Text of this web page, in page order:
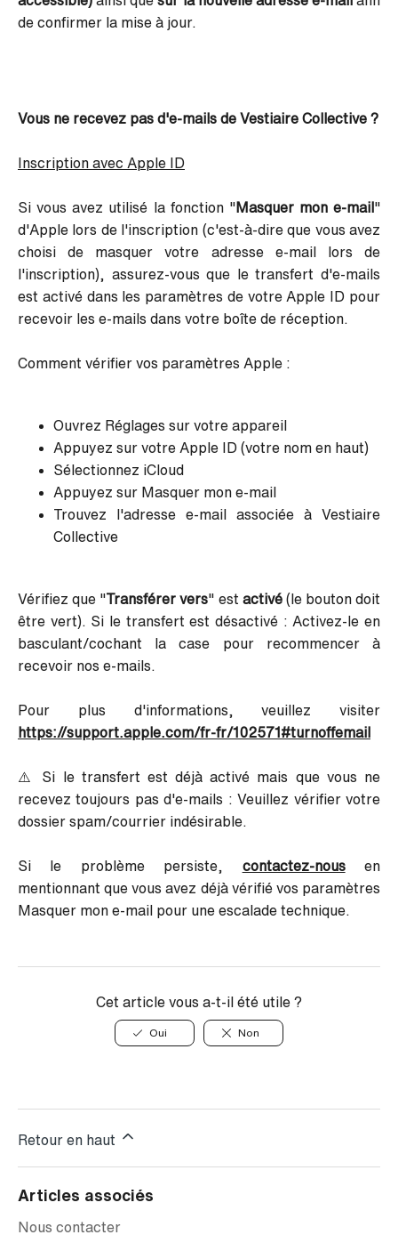
de confirmer la mise à jour.
Vous ne recevez pas d'e-mails de Vestiaire Collective ?
Inscription avec Apple ID
Si vous avez utilisé la fonction "Masquer mon e-mail "
d'Apple lors de l'inscription (c'est-à-dire que vous avez
choisi de masquer votre adresse e-mail lors de
l'inscription), assurez-vous que le transfert d'e-mails
est activé dans les paramètres de votre Apple ID pour
recevoir les e-mails dans votre boîte de réception.
Comment vérifier vos paramètres Apple :
Ouvrez Réglages sur votre appareil
Appuyez sur votre Apple ID (votre nom en haut)
Sélectionnez iCloud
Appuyez sur Masquer mon e-mail
Trouvez l'adresse e-mail associée à Vestiaire
Collective
Vérifiez que "Transférer vers" est activé(le bouton doit
être vert). Si le transfert est désactivé : Activez-le en
basculant/cochant la case pour recommencer à
recevoir nos e-mails.
Pour plus d'informations, veuillez visiter
https://support.apple.com/fr-fr/102571#turnoffemail
⚠️ Si le transfert est déjà activé mais que vous ne
recevez toujours pas d'e-mails : Veuillez vérifier votre
dossier spam/courrier indésirable.
Si le problème persiste, contactez-nousen
mentionnant que vous avez déjà vérifié vos paramètres
Masquer mon e-mail pour une escalade technique.
Cet article vous a-t-il été utile ?
Oui Non
Retour en haut
Articles associés
Nous contacter